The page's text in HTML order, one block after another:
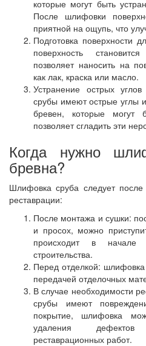
которые могут быть
После шлифовки
приятной на ощупь, что
Подготовка поверхности
поверхность
позволяет наносить на
как лак, краска или масло.
Устранение острых
срубы имеют острые углы
бревен, которые могут
позволяет сгладить эти
Когда нужно
бревна?
Шлифовка сруба следует после
реставрации:
После монтажа и сушки:
и просох, можно
происходит в начале
строительства.
Перед отделкой:
передачей отделочных
В случае необходимости
срубы имеют
покрытие, шлифовка
удаления
реставрационных работ.